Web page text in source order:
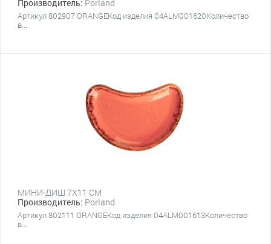
Производитель: Porland
Артикул 802907 ORANGEКод изделия 04ALM001620Количество
в...
МИНИ-ДИШ 7Х11 СМ
Производитель: Porland
Артикул 802111 ORANGEКод изделия 04ALM001613Количество
в...